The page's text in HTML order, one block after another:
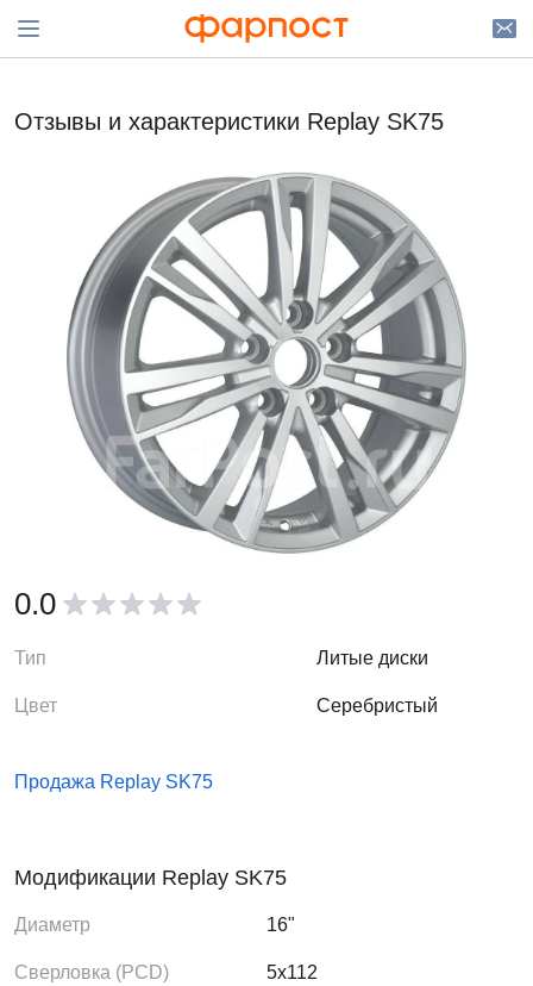
Отзывы и характеристики Replay SK75
0.0
Тип Литые диски
Цвет Серебристый
Продажа Replay SK75
Модификации Replay SK75
Диаметр 16"
Сверловка (PCD) 5x112